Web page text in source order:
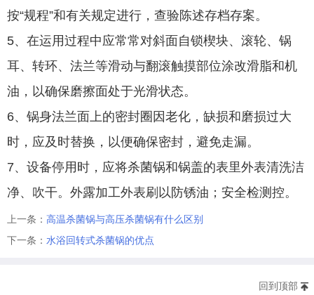
按“规程”和有关规定进行，查验陈述存档存案。
5、在运用过程中应常常对斜面自锁楔块、滚轮、锅
耳、转环、法兰等滑动与翻滚触摸部位涂改滑脂和机
油，以确保磨擦面处于光滑状态。
6、锅身法兰面上的密封圈因老化，缺损和磨损过大
时，应及时替换，以便确保密封，避免走漏。
7、设备停用时，应将杀菌锅和锅盖的表里外表清洗洁
净、吹干。外露加工外表刷以防锈油；安全检测控。
上一条： 高温杀菌锅与高压杀菌锅有什么区别
下一条： 水浴回转式杀菌锅的优点
回到顶部